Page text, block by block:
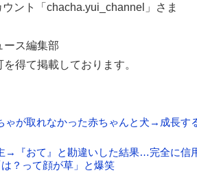
ント「chacha.yui_channel」さま
ース編集部
得て掲載しております。
ゃが取れなかった赤ちゃんと犬→成長す
→『おて』と勘違いした結果…完全に信
？って顔が草」と爆笑